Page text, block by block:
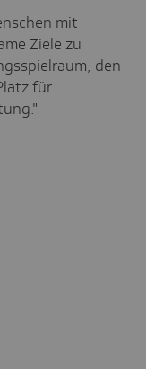
mit
Ziele zu
den
für